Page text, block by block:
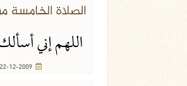
الصلاة الخامسة
اللهم إني
22-12-2009